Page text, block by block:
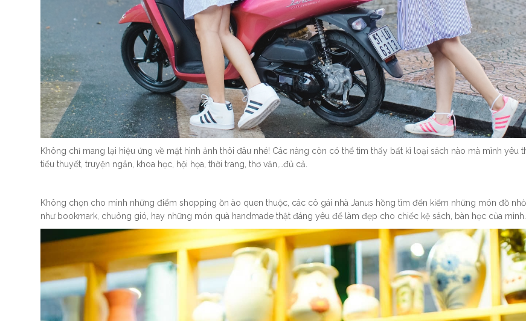
Không chỉ mang lại hiệu ứng về mặt hình ảnh thôi đâu nhé! Các nàng còn có thể tìm thấy bất kì loại sách nào mà mình yêu
tiểu thuyết, truyện ngắn, khoa học, hội họa, thời trang, thơ văn,…đủ cả.
Không chọn cho mình những điểm shopping ồn ào quen thuộc, các cô gái nhà Janus hồng tìm đến kiếm những món đồ
như bookmark, chuông gió, hay những món quà handmade thật đáng yêu để làm đẹp cho chiếc kệ sách, bàn học của mình.